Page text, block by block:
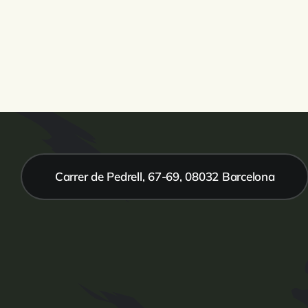
Carrer de Pedrell, 67-69, 08032 Barcelona